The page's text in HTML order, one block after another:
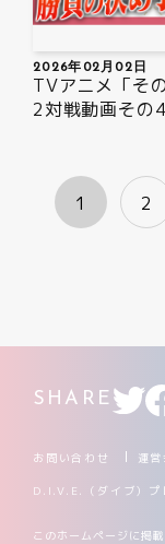
2026年02月02日
TVアニメ「そ
2対戦動画その
1 2
SHARE
お問い合わせ 運
D.I.V.E.（ダイブ）プ
このホームページに掲